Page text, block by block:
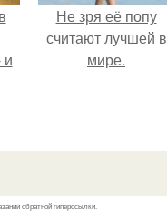
и
Не зря её попу
считают лучшей в
мире.
обратной гиперссылки.